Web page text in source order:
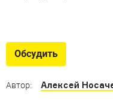
Эволюция
Обсудить
Автор: Алексей